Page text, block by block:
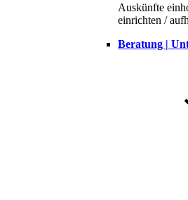
Auskünfte
einrichten /
Beratung |